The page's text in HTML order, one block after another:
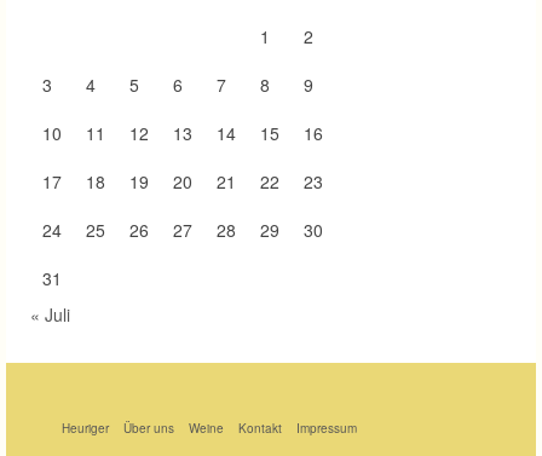
1
2
3
4 5 6 7 8
9
10
11 12 13 14 15
16
17
18 19 20 21 22
23
24
25 26 27 28 29
30
31
« Juli
Heuriger Über uns Weine Kontakt
Impressum